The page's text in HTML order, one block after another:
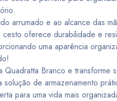
arrumado e ao alcance das
oferece durabilidade e
uma aparência
Branco e transforme
de armazenamento
para uma vida mais